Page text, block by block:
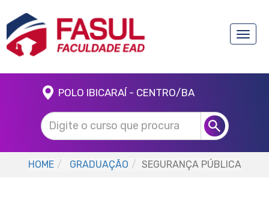
Toggle
POLO IBICARAÍ - CENTRO/BA
HOME GRADUAÇÃO SEGURANÇA PÚBLICA